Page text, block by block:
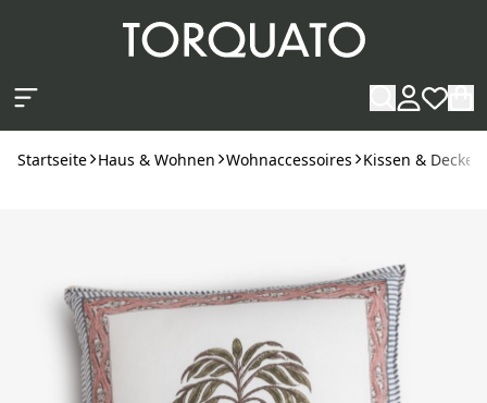
Startseite Haus & Wohnen Wohnaccessoires Kissen & Decken